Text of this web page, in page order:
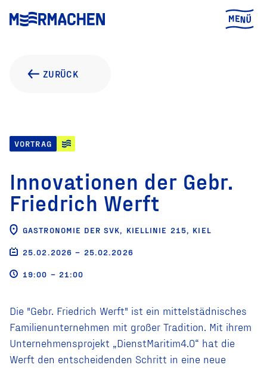
ZURÜCK
VORTRAG
Innovationen der Gebr.
Friedrich Werft
GASTRONOMIE DER SVK, KIELLINIE 215, KIEL
25.02.2026 – 25.02.2026
19:00 – 21:00
Die "Gebr. Friedrich Werft" ist ein mittelstädnisches
Familienunternehmen mit großer Tradition. Mit ihrem
Unternehmensprojekt „DienstMaritim4.0“ hat die
Werft den entscheidenden Schritt in eine neue